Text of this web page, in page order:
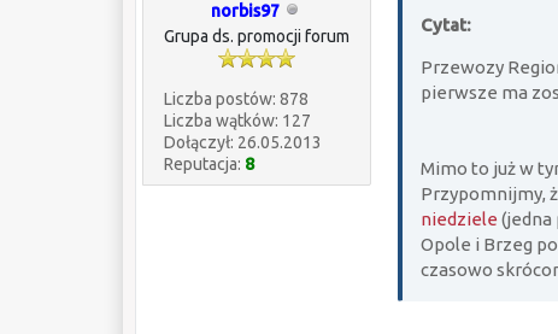
norbis97
Grupa ds. promocji forum
Liczba postów: 878
Liczba wątków: 127
Dołączył: 26.05.2013
Reputacja: 8
Cytat:
Przewozy
pierwsze ma
Mimo to już w
Przypomnijmy,
niedziele (jedna
Opole i Brzeg
czasowo